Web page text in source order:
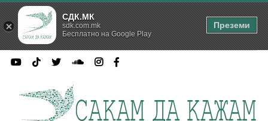
СДК.МК
sdk.com.mk
Бесплатно на Google Play
Преземи